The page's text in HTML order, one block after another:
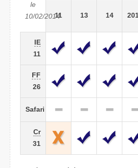
le
10/02/2014
11 13 14
IE
11
FF
26
Safari
Cr
31